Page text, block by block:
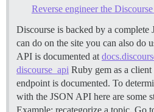
Reverse engineer the
Discourse is backed by a
can do on the site you can also do
API is documented at
discourse_api Ruby gem as a
endpoint is documented. To
with the JSON API here are some
Example: recategorize a topic. Go